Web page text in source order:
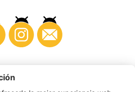
Business